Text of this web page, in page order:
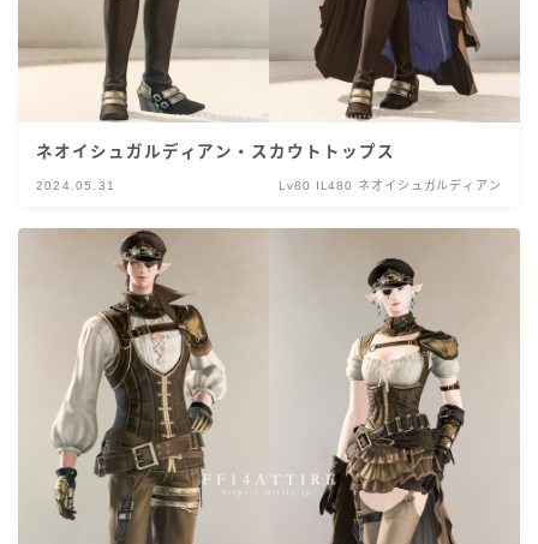
ネオイシュガルディアン・スカウトトップス
2024.05.31 Lv80 IL480 ネオイシュガルディアン